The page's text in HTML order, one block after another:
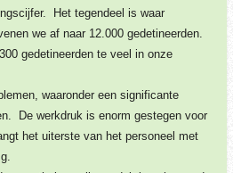
Het tegendeel is waar
we af naar 12.000 gedetineerden.
gedetineerden te veel in onze
waaronder een significante
De werkdruk is enorm gestegen voor
het uiterste van het personeel met